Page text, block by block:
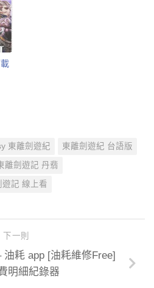
東離劍遊紀 東離劍遊紀 台語版
離劍遊記 丹翡
遊記 線上看
下一則
耗 app [油耗維修Free]
明細紀錄器